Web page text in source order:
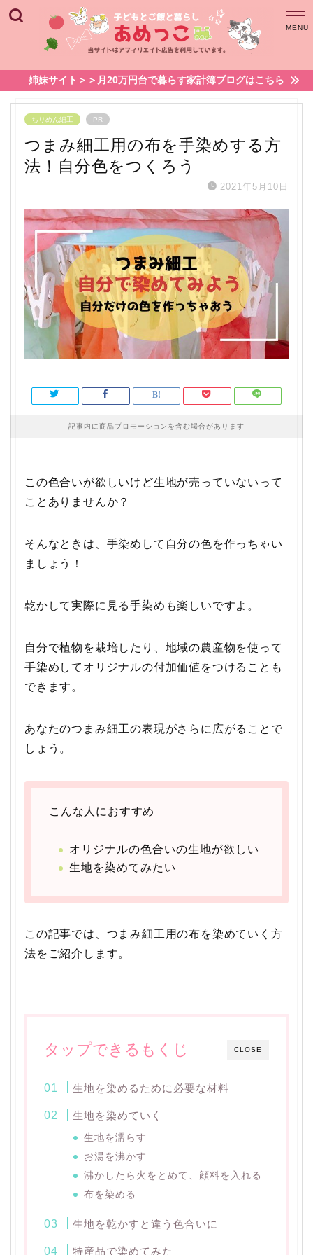
姉妹サイト＞＞月20万円台で暮らす家計簿ブログはこちら
ちりめん細工 PR
つまみ細工用の布を手染めする方
法！自分色をつくろう
2021年5月10日
記事内に商品プロモーションを含む場合があります
この色合いが欲しいけど生地が売っていないって
ことありませんか？
そんなときは、手染めして自分の色を作っちゃい
ましょう！
乾かして実際に見る手染めも楽しいですよ。
自分で植物を栽培したり、地域の農産物を使って
手染めしてオリジナルの付加価値をつけることも
できます。
あなたのつまみ細工の表現がさらに広がることで
しょう。
こんな人におすすめ
オリジナルの色合いの生地が欲しい
生地を染めてみたい
この記事では、つまみ細工用の布を染めていく方
法をご紹介します。
CLOSE
タップできるもくじ
生地を染めるために必要な材料
生地を染めていく
生地を濡らす
お湯を沸かす
沸かしたら火をとめて、顔料を入れる
布を染める
生地を乾かすと違う色合いに
特産品で染めてみた